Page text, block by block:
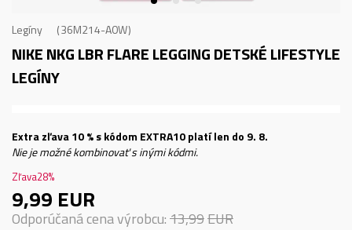
Legíny 36M214-A0W
NIKE NKG LBR FLARE LEGGINGDETSKÉ LIFESTYLE
LEGÍNY
Extra zľava 10 % s kódom EXTRA10 platí len do 9. 8.
Nie je možné kombinovať s inými kódmi.
Zľava28%
9,99 EUR
Odporúčaná cena výrobcu:13,99EUR